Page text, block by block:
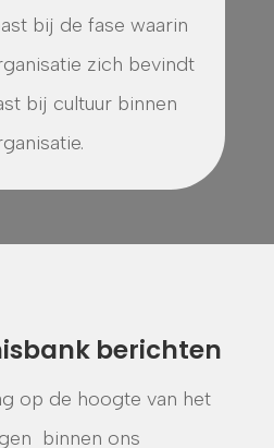
bij de fase waarin
zich bevindt
bij cultuur binnen
berichten
op de hoogte van het
binnen ons